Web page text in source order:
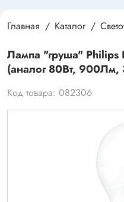
Главная Каталог
Лампа "груша" Philips
(аналог 80Вт, 900Лм,
Код товара: 082306